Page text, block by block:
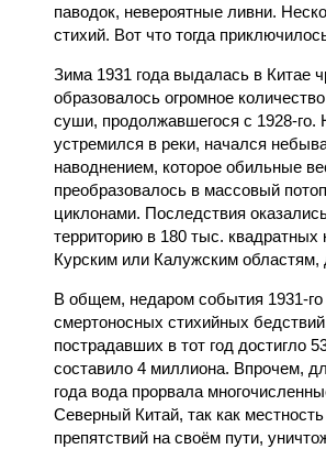
паводок, невероятные ливни.
стихий. Вот что тогда
Зима 1931 года выдалась в Китае
образовалось огромное
суши, продолжавшегося с 1928-го.
устремился в реки, начался
наводнением, которое обильные
преобразовалось в массовый
циклонами. Последствия
территорию в 180 тыс.
Курским или Калужским областям,
В общем, недаром события 1931-
смертоносных стихийных
пострадавших в тот год достигло
составило 4 миллиона. Впрочем,
года вода прорвала
Северный Китай, так как
препятствий на своём пути,